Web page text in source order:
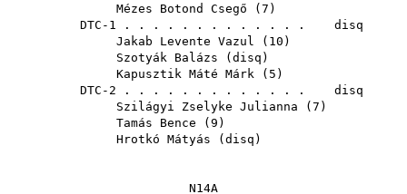
Mézes Botond Csegő ( 7 )
DTC-1 . . . . . . . . . . . . . disq
Jakab Levente Vazul ( 10 )
Szotyák Balázs ( disq )
Kapusztik Máté Márk ( 5 )
DTC-2 . . . . . . . . . . . . . disq
Szilágyi Zselyke Julianna ( 7 )
Tamás Bence ( 9 )
Hrotkó Mátyás ( disq )
N14A